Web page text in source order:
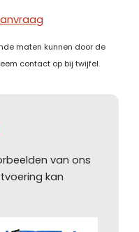
maten kunnen door de
contact op bij twijfel.
van ons
kan